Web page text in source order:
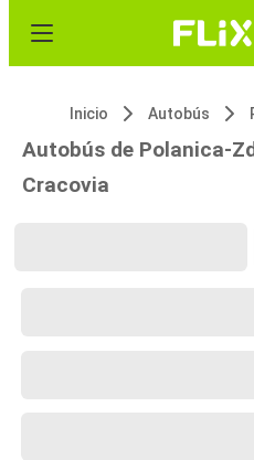
Inicio Autobús
Autobús de Polanica-
Cracovia